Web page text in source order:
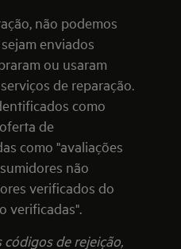
não podemos
enviados
ou usaram
de reparação.
como
de
como "avaliações
não
verificados do
verificadas".
de rejeição,